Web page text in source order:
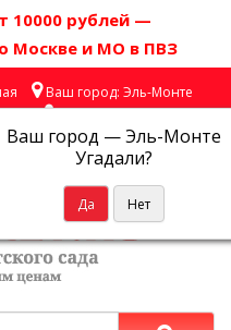
10000 рублей —
Москве и МО в ПВЗ
Ваш город: Эль-Монте
Ваш город —Эль-Монте
Угадали?
Личный кабинет